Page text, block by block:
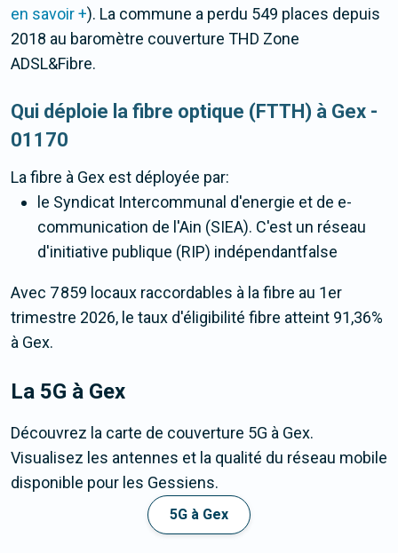
en savoir +). La commune a perdu 549 places depuis
2018 au baromètre couverture THD Zone
ADSL&Fibre.
Qui déploie la fibre optique (FTTH) à Gex -
01170
La fibre à Gex est déployée par:
le Syndicat Intercommunal d'energie et de e-
communication de l'Ain (SIEA). C'est un réseau
d'initiative publique (RIP) indépendantfalse
Avec 7 859 locaux raccordables à la fibre au 1er
trimestre 2026, le taux d'éligibilité fibre atteint 91,36%
à Gex.
La 5G à Gex
Découvrez la carte de couverture 5G à Gex.
Visualisez les antennes et la qualité du réseau mobile
disponible pour les Gessiens.
5G à Gex